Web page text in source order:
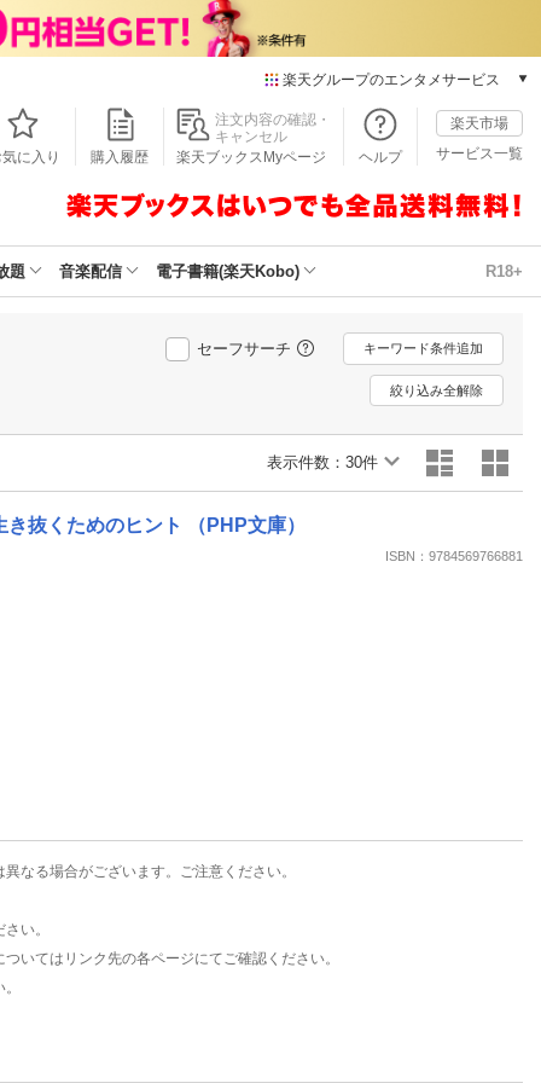
楽天グループのエンタメサービス
本/ゲーム/CD/DVD
楽天ブックス
楽天Kobo
動画配信
楽天TV
動画配信ガイド
無料テレビ
気に入り 購入履歴
注文内容の確認・
キャンセル
楽天ブックスMyページ
ヘルプ
楽天市場
サービス一覧
題 音楽配信 電子書籍(楽天Kobo) R18+
セーフサーチ キーワード条件追加
絞り込み全解除
表示件数： 30件
抜くためのヒント （PHP文庫）
ISBN：9784569766881
なる場合がございます。ご注意ください。
い。
いてはリンク先の各ページにてご確認ください。